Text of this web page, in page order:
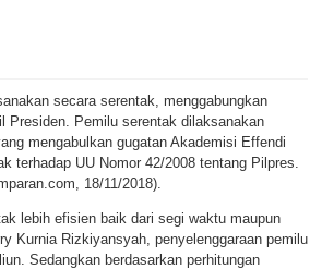
secara serentak, menggabungkan
Presiden. Pemilu serentak dilaksanakan
mengabulkan gugatan Akademisi Effendi
terhadap UU Nomor 42/2008 tentang Pilpres.
18/11/2018).
lebih efisien baik dari segi waktu maupun
Kurnia Rizkiyansyah, penyelenggaraan pemilu
Sedangkan berdasarkan perhitungan